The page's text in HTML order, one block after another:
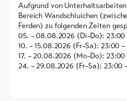
Aufgrund von
Bereich Wandschluichen
Ferden) zu folgenden Zeiten
05. – 08.08.2026 (Di–Do):
10. – 15.08.2026 (Fr–Sa): 23:00
17. – 20.08.2026 (Mo–Do):
24. – 29.08.2026 (Fr–Sa): 23:00